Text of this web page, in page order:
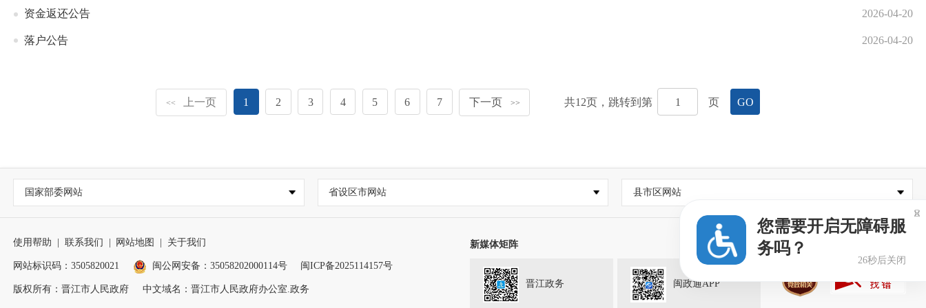
资金返还公告 2026-04-20
落户公告 2026-04-20
<< 上一页 1 2 3 4 5 6 7 下一页 >> 共12页，跳转到第 页 GO
国家部委网站 省设区市网站 县市区网站
使用帮助 联系我们 网站地图 关于我们
网站标识码：3505820021 闽公网安备：35058202000114号 闽ICP备2025114157号
版权所有：晋江市人民政府 中文域名：晋江市人民政府办公室.政务
新媒体矩阵
晋江政务 闽政通APP
您需要开启无障碍服
务吗？
26秒后关闭
